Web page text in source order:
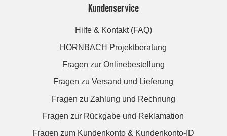
Kundenservice
Hilfe & Kontakt (FAQ)
HORNBACH Projektberatung
Fragen zur Onlinebestellung
Fragen zu Versand und Lieferung
Fragen zu Zahlung und Rechnung
Fragen zur Rückgabe und Reklamation
Fragen zum Kundenkonto & Kundenkonto-ID